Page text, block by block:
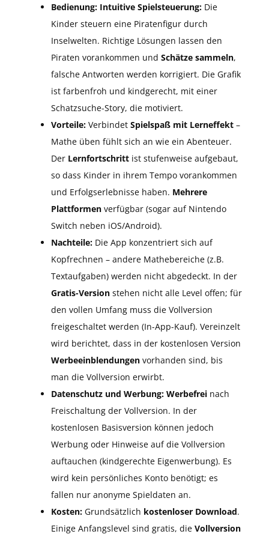
Bedienung: Intuitive Spielsteuerung: Die
Kinder steuern eine Piratenfigur durch
Inselwelten. Richtige Lösungen lassen den
Piraten vorankommen und Schätze sammeln,
falsche Antworten werden korrigiert. Die Grafik
ist farbenfroh und kindgerecht, mit einer
Schatzsuche-Story, die motiviert.
Vorteile: Verbindet Spielspaß mit Lerneffekt –
Mathe üben fühlt sich an wie ein Abenteuer.
Der Lernfortschritt ist stufenweise aufgebaut,
so dass Kinder in ihrem Tempo vorankommen
und Erfolgserlebnisse haben. Mehrere
Plattformen verfügbar (sogar auf Nintendo
Switch neben iOS/Android).
Nachteile: Die App konzentriert sich auf
Kopfrechnen – andere Mathebereiche (z.B.
Textaufgaben) werden nicht abgedeckt. In der
Gratis-Version stehen nicht alle Level offen; für
den vollen Umfang muss die Vollversion
freigeschaltet werden (In-App-Kauf). Vereinzelt
wird berichtet, dass in der kostenlosen Version
Werbeeinblendungen vorhanden sind, bis
man die Vollversion erwirbt.
Datenschutz und Werbung: Werbefrei nach
Freischaltung der Vollversion. In der
kostenlosen Basisversion können jedoch
Werbung oder Hinweise auf die Vollversion
auftauchen (kindgerechte Eigenwerbung). Es
wird kein persönliches Konto benötigt; es
fallen nur anonyme Spieldaten an.
Kosten: Grundsätzlich kostenloser Download.
Einige Anfangslevel sind gratis, die Vollversion